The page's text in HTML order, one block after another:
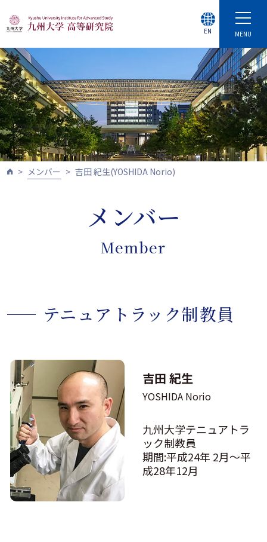
MENU
EN
メンバー 吉⽥ 紀⽣(YOSHIDA Norio)
メンバー
Member
テニュアトラック制教員
吉⽥ 紀⽣
YOSHIDA Norio
九州大学テニュアトラ
ック制教員
期間:平成24年 2月〜平
成28年12月